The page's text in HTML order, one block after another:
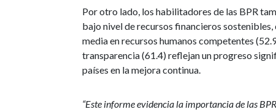
Por otro lado, los habilitadores de las BPR
bajo nivel de recursos financieros
media en recursos humanos competentes
transparencia (61.4) reflejan un progreso
países en la mejora continua.
“Este informe evidencia la importancia de las